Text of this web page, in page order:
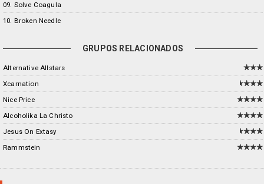
09. Solve Coagula
10. Broken Needle
GRUPOS RELACIONADOS
Alternative Allstars
Xcarnation
Nice Price
Alcoholika La Christo
Jesus On Extasy
Rammstein